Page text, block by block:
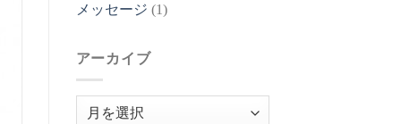
メッセージ (1)
アーカイブ